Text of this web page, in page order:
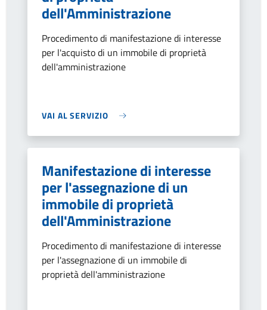
dell'Amministrazione
Procedimento di manifestazione di interesse
per l'acquisto di un immobile di proprietà
dell'amministrazione
VAI AL SERVIZIO
Manifestazione di interesse
per l'assegnazione di un
immobile di proprietà
dell'Amministrazione
Procedimento di manifestazione di interesse
per l'assegnazione di un immobile di
proprietà dell'amministrazione